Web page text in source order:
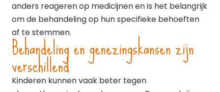
anders reageren op medicijnen en is het belangrijk
om de behandeling op hun specifieke behoeften
af te stemmen.
Behandeling en genezingskansen zijn
verschillend
Kinderen kunnen vaak beter tegen